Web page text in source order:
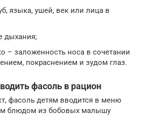
языка, ушей, век или лица в
дыхания;
– заложенность носа в сочетании
покраснением и зудом глаз.
фасоль в рацион
фасоль детям вводится в меню
блюдом из бобовых малышу